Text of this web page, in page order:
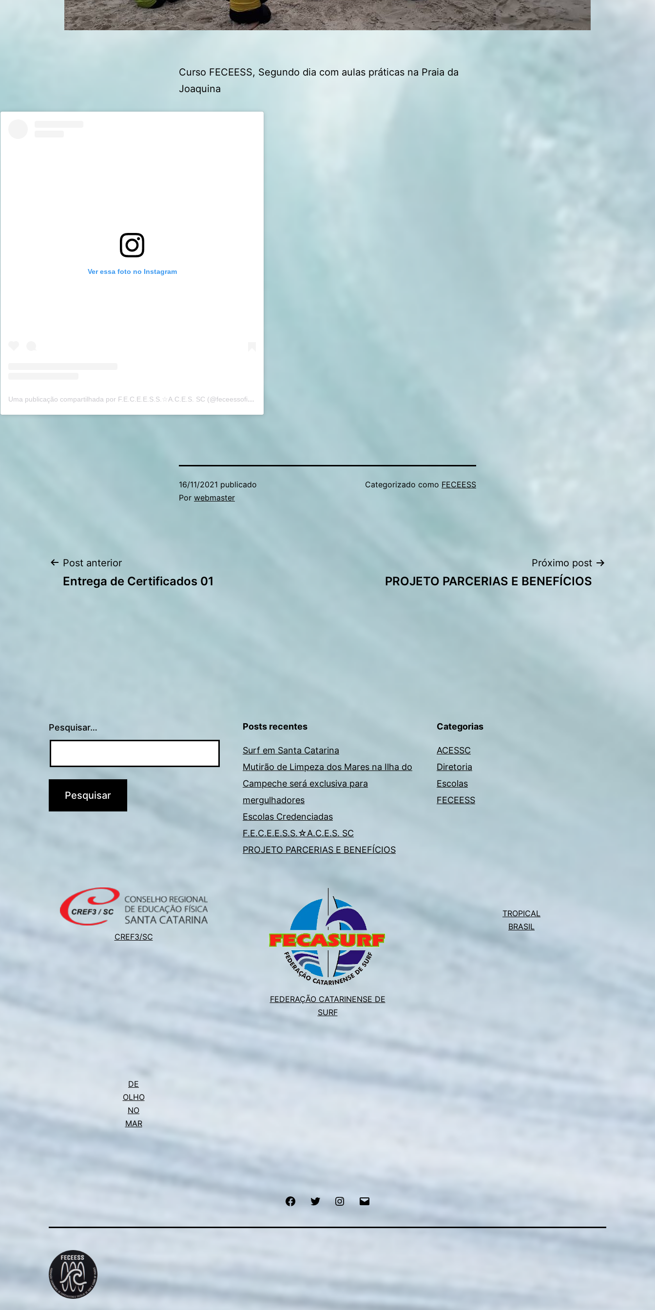
Curso FECEESS, Segundo dia com aulas práticas na Praia da
Joaquina
Ver essa foto no Instagram
Uma publicação compartilhada por F.E.C.E.E.S.S.☆A.C.E.S. SC (@feceessoficial)
16/11/2021 publicado
Por webmaster
Categorizado como FECEESS
Navegação
Post anterior
Entrega de Certificados 01
Próximo post
PROJETO PARCERIAS E BENEFÍCIOS
Pesquisar… Posts recentes
Surf em Santa Catarina
Mutirão de Limpeza dos Mares na Ilha do
Campeche será exclusiva para
mergulhadores
Escolas Credenciadas
F.E.C.E.E.S.S.☆A.C.E.S. SC
PROJETO PARCERIAS E BENEFÍCIOS
Categorias
ACESSC
Diretoria
Escolas
FECEESS
CREF3/SC
FEDERAÇÃO CATARINENSE DE
SURF
TROPICAL
BRASIL
DE
OLHO
NO
MAR
FacebookTwitter Instagram